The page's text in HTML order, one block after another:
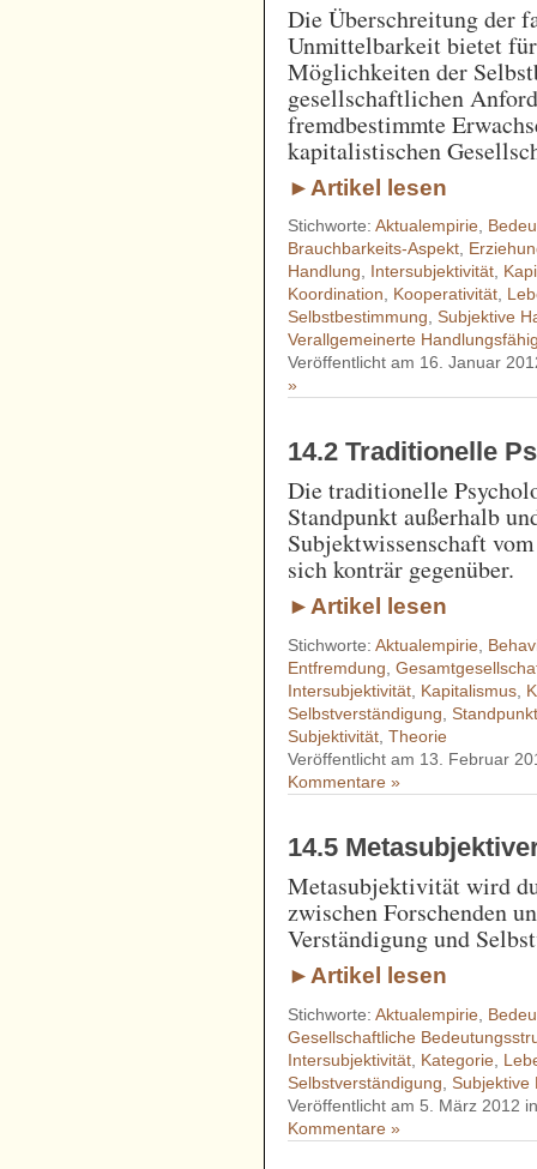
Die Überschreitung der
Unmittelbarkeit bietet für
Möglichkeiten der
gesellschaftlichen
fremdbestimmte
kapitalistischen
►Artikel lesen
Stichworte:Aktualempirie,
Brauchbarkeits-Aspekt,
Handlung, Intersubjektivität,
Koordination, Kooperativität,
Selbstbestimmung,Subjektive
Verallgemeinerte
Veröffentlicht am 16. Januar
»
14.2 Traditionelle
Die traditionelle
Standpunkt außerhalb
Subjektwissenschaft
sich konträr gegenüber.
►Artikel lesen
Stichworte:Aktualempirie
Entfremdung ,
Intersubjektivität Kapitalismus
Selbstverständigung ,
Subjektivität ,Theorie
Veröffentlicht am 13. Februar
Kommentare »
14.5
Metasubjektivität wird
zwischen Forschenden
Verständigung und
►Artikel lesen
Stichworte:Aktualempirie
Gesellschaftliche
Intersubjektivität Kategorie
Selbstverständigung ,Subjektive
Veröffentlicht am 5. März 2012
Kommentare »